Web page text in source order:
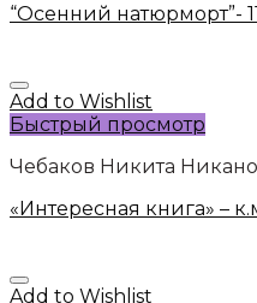
“Осенний натюрморт”-
Add to Wishlist
Быстрый просмотр
Чебаков Никита
«Интересная книга» –
Add to Wishlist